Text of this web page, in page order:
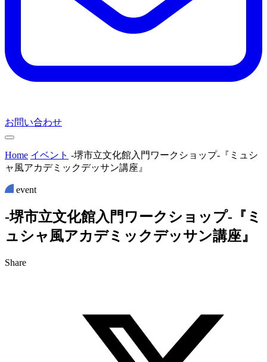
お問い合わせ
Home イベント -堺市立文化館入門ワークショップ-『ミュシ
ャ風アカデミックデッサン講座』
event
-堺市立文化館入 門 ワーク シ ョ ッ プ- 『 ミ
ュシャ風アカデミ ッ クデッサン講座』
Share